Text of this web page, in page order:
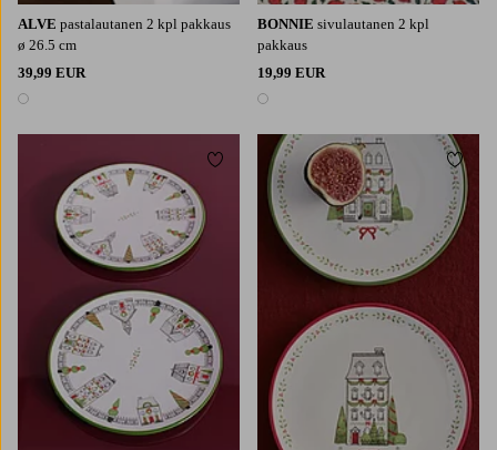
ALVE pastalautanen 2 kpl pakkaus
ø 26.5 cm
39,99 EUR
1 väri
BONNIE sivulautanen 2 kpl
pakkaus
19,99 EUR
1 väri
Lisää suosikkeihin Lisää